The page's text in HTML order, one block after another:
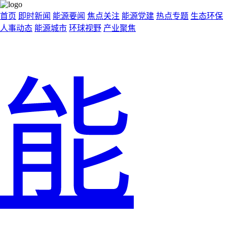
首页 即时新闻 能源要闻 焦点关注 能源党建 热点专题 生态环保
人事动态 能源城市 环球视野 产业聚焦
能